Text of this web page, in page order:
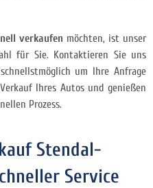
verkaufen möchten, ist unser
für Sie. Kontaktieren Sie uns
um Ihre Anfrage
Ihres Autos und genießen
Prozess.
Stendal-
Service